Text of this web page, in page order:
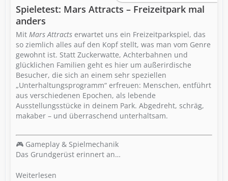
Spieletest: Mars Attracts – Freizeitpark mal
anders
Mit Mars Attracts erwartet uns ein Freizeitparkspiel, das
so ziemlich alles auf den Kopf stellt, was man vom Genre
gewohnt ist. Statt Zuckerwatte, Achterbahnen und
glücklichen Familien geht es hier um außerirdische
Besucher, die sich an einem sehr speziellen
„Unterhaltungsprogramm“ erfreuen: Menschen, entführt
aus verschiedenen Epochen, als lebende
Ausstellungsstücke in deinem Park. Abgedreht, schräg,
makaber – und überraschend unterhaltsam.
🎮 Gameplay & Spielmechanik
Das Grundgerüst erinnert an…
Weiterlesen